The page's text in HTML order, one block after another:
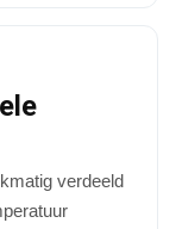
verdeeld